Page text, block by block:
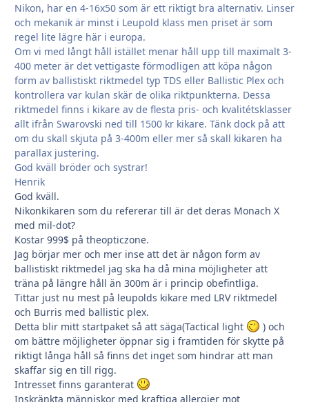
Nikon, har en 4-16x50 som är ett riktigt bra alternativ. Linser
och mekanik är minst i Leupold klass men priset är som
regel lite lägre här i europa.
Om vi med långt håll istället menar håll upp till maximalt 3-
400 meter är det vettigaste förmodligen att köpa någon
form av ballistiskt riktmedel typ TDS eller Ballistic Plex och
kontrollera var kulan skär de olika riktpunkterna. Dessa
riktmedel finns i kikare av de flesta pris- och kvalitétsklasser
allt ifrån Swarovski ned till 1500 kr kikare. Tänk dock på att
om du skall skjuta på 3-400m eller mer så skall kikaren ha
parallax justering.
God kväll bröder och systrar!
Henrik
God kväll.
Nikonkikaren som du refererar till är det deras Monach X
med mil-dot?
Kostar 999$ på theopticzone.
Jag börjar mer och mer inse att det är någon form av
ballistiskt riktmedel jag ska ha då mina möjligheter att
träna på längre håll än 300m är i princip obefintliga.
Tittar just nu mest på leupolds kikare med LRV riktmedel
och Burris med ballistic plex.
Detta blir mitt startpaket så att säga(Tactical light
) och
om bättre möjligheter öppnar sig i framtiden för skytte på
riktigt långa håll så finns det inget som hindrar att man
skaffar sig en till rigg.
Intresset finns garanterat
Inskränkta människor med kraftiga allergier mot